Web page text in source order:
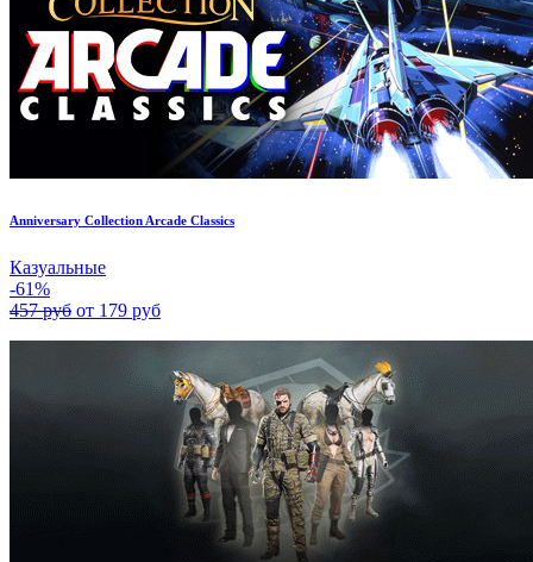
Anniversary Collection Arcade Classics
Казуальные
-61%
457 руб от 179 руб